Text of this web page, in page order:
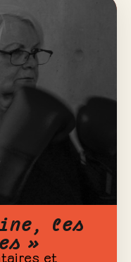
les
»
et